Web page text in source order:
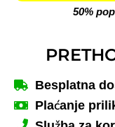
50%
Besplatna
Plaćanje